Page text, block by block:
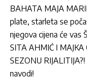
BAHATA MAJA
plate, starleta se
njegova cijena će vas
SITA AHMIĆ I MAJKA
SEZONU
navodi!